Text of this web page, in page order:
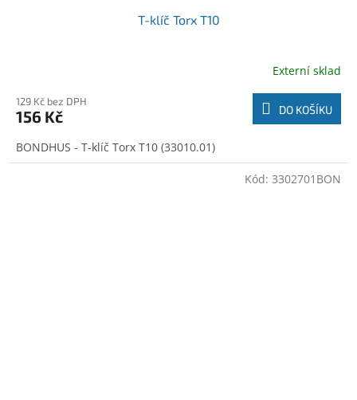
T-klíč Torx T10
Externí sklad
129 Kč bez DPH
156 Kč DO KOŠÍKU
BONDHUS - T-klíč Torx T10 (33010.01)
Kód: 3302701BON